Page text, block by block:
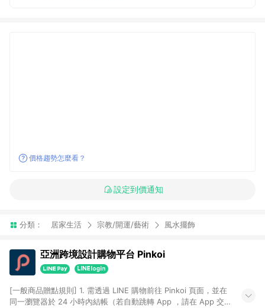
價格趨勢怎麼看？
設定到價通知
分類： 居家生活 宗教/開運/藝術 風水擺飾
亞洲跨境設計購物平台 Pinkoi
[一般商品贈點規則] 1. 需透過 LINE 購物前往 Pinkoi 頁面，並在
同一瀏覽器於 24 小時內結帳（若自動跳轉 App ，請在 App 交